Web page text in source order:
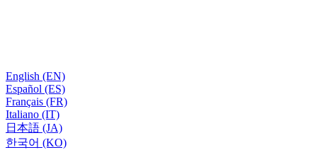
English (EN)
Español (ES)
Français (FR)
Italiano (IT)
日本語 (JA)
한국어 (KO)